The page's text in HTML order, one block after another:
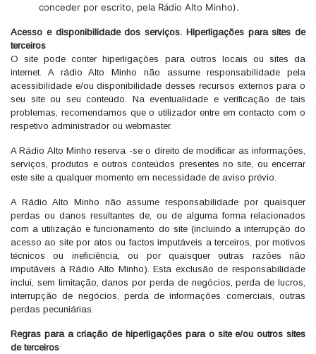
conceder por escrito, pela Rádio Alto Minho).
Acesso e disponibilidade dos serviços. Hiperligações para sites de
terceiros
O site pode conter hiperligações para outros locais ou sites da
internet. A rádio Alto Minho não assume responsabilidade pela
acessibilidade e/ou disponibilidade desses recursos externos para o
seu site ou seu conteúdo. Na eventualidade e verificação de tais
problemas, recomendamos que o utilizador entre em contacto com o
respetivo administrador ou webmaster.
A Rádio Alto Minho reserva -se o direito de modificar as informações,
serviços, produtos e outros conteúdos presentes no site, ou encerrar
este site a qualquer momento em necessidade de aviso prévio.
A Rádio Alto Minho não assume responsabilidade por quaisquer
perdas ou danos resultantes de, ou de alguma forma relacionados
com a utilização e funcionamento do site (incluindo a interrupção do
acesso ao site por atos ou factos imputáveis a terceiros, por motivos
técnicos ou ineficiência, ou por quaisquer outras razões não
imputáveis à Rádio Alto Minho). Esta exclusão de responsabilidade
inclui, sem limitação, danos por perda de negócios, perda de lucros,
interrupção de negócios, perda de informações comerciais, outras
perdas pecuniárias.
Regras para a criação de hiperligações para o site e/ou outros sites
de terceiros